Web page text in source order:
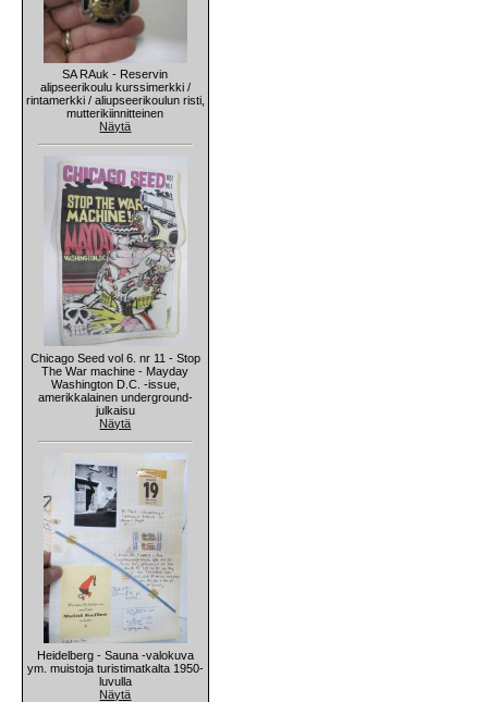
SA RAuk - Reservin
alipseerikoulu kurssimerkki /
rintamerkki / aliupseerikoulun risti,
mutterikiinnitteinen
Näytä
Chicago Seed vol 6. nr 11 - Stop
The War machine - Mayday
Washington D.C. -issue,
amerikkalainen underground-
julkaisu
Näytä
Heidelberg - Sauna -valokuva
ym. muistoja turistimatkalta 1950-
luvulla
Näytä